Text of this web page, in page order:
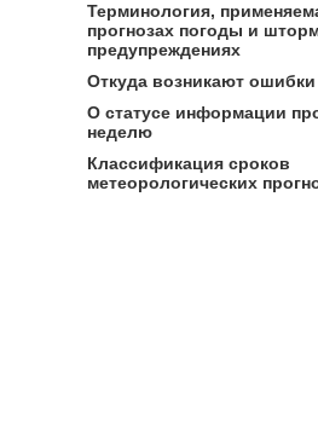
Терминология,
прогнозах погоды и
предупреждениях
Откуда возникают ошибки
О статусе информации
неделю
Классификация сроков
метеорологических